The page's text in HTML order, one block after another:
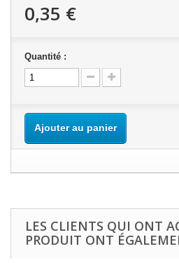
0,35 €
Quantité :
Ajouter au panier
LES CLIENTS QUI ONT
PRODUIT ONT